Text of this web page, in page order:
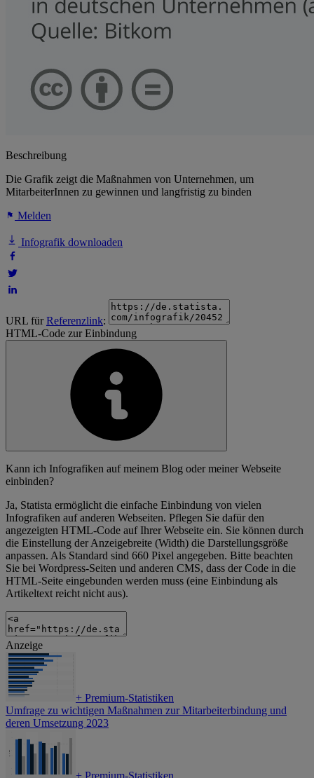
Beschreibung
Die Grafik zeigt die Maßnahmen von Unternehmen, um
MitarbeiterInnen zu gewinnen und langfristig zu binden
Melden
Infografik downloaden
URL fürReferenzlink:
HTML-Code zur Einbindung
Kann ich Infografiken auf meinem Blog oder meiner Webseite
einbinden?
Ja, Statista ermöglicht die einfache Einbindung von vielen
Infografiken auf anderen Webseiten. Pflegen Sie dafür den
angezeigten HTML-Code auf Ihrer Webseite ein. Sie können durch
die Einstellung der Anzeigebreite (Width) die Darstellungsgröße
anpassen. Als Standard sind 660 Pixel angegeben. Bitte beachten
Sie bei Wordpress-Seiten und anderen CMS, dass der Code in die
HTML-Seite eingebunden werden muss (eine Einbindung als
Artikeltext reicht nicht aus).
Anzeige
+ Premium-Statistiken
Umfrage zu wichtigen Maßnahmen zur Mitarbeiterbindung und
deren Umsetzung 2023